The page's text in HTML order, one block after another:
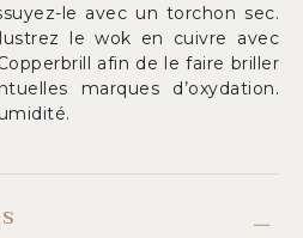
le avec un torchon sec.
le wok en cuivre avec
afin de le faire briller
marques d’oxydation.